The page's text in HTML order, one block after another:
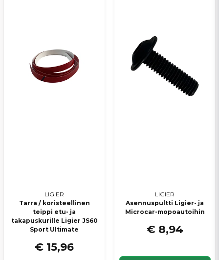
LIGIER
Tarra / koristeellinen
teippi etu- ja
takapuskurille Ligier JS60
Sport Ultimate
€ 15,96
LIGIER
Asennuspultti Ligier- ja
Microcar-mopoautoihin
€ 8,94
Lähetä kysymys